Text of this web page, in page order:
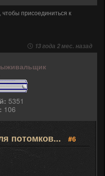
, чтобы присоединиться к
13 года 2 мес. назад
5351
106
потомков... #6